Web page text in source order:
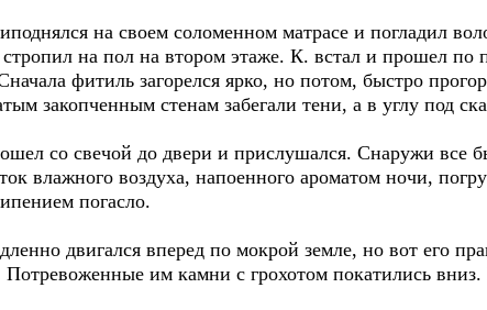
на своем соломенном матрасе и погладил
стропил на пол на втором этаже. К. встал и прошел по
фитиль загорелся ярко, но потом, быстро
закопченным стенам забегали тени, а в углу под
со свечой до двери и прислушался. Снаружи все
влажного воздуха, напоенного ароматом ночи,
погасло.
двигался вперед по мокрой земле, но вот его
Потревоженные им камни с грохотом покатились